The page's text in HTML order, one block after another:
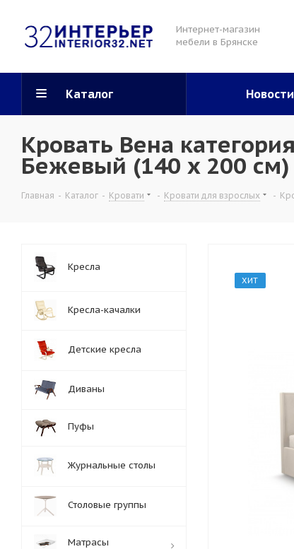
Интернет-магазин
мебели в Брянске
Каталог Новости
Кровать Вена
Бежевый (140 x 200 см)
Главная - Каталог - Кровати - Кровати для взрослых -
ХИТ
Кресла
Кресла-качалки
Детские кресла
Диваны
Пуфы
Журнальные столы
Столовые группы
Матрасы